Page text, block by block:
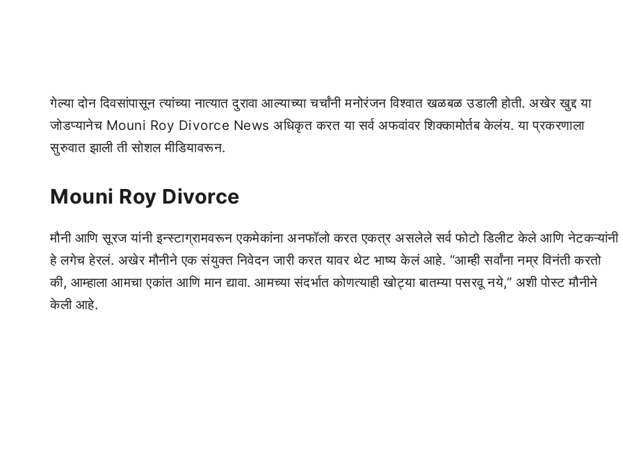
गेल्या दोन दिवसांपासून त्यांच्या नात्यात दुरावा आल्याच्या चर्चांनी मनोरंजन विश्वात खळबळ उडाली होती. अखेर खुद्द या
जोडप्यानेच Mouni Roy Divorce News अधिकृत करत या सर्व अफवांवर शिक्कामोर्तब केलंय. या प्रकरणाला
सुरुवात झाली ती सोशल मीडियावरून.
Mouni Roy Divorce
मौनी आणि सूरज यांनी इन्स्टाग्रामवरून एकमेकांना अनफॉलो करत एकत्र असलेले सर्व फोटो डिलीट केले आणि नेटकऱ्यांनी
हे लगेच हेरलं. अखेर मौनीने एक संयुक्त निवेदन जारी करत यावर थेट भाष्य केलं आहे. “आम्ही सर्वांना नम्र विनंती करतो
की, आम्हाला आमचा एकांत आणि मान द्यावा. आमच्या संदर्भात कोणत्याही खोट्या बातम्या पसरवू नये,” अशी पोस्ट मौनीने
केली आहे.